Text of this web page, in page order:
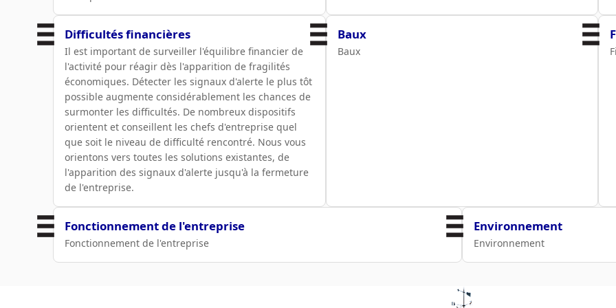
Difficultés financières
Il est important de surveiller l'équilibre financier de
l'activité pour réagir dès l'apparition de fragilités
économiques. Détecter les signaux d'alerte le plus tôt
possible augmente considérablement les chances de
surmonter les difficultés. De nombreux dispositifs
orientent et conseillent les chefs d'entreprise quel
que soit le niveau de difficulté rencontré. Nous vous
orientons vers toutes les solutions existantes, de
l'apparition des signaux d'alerte jusqu'à la fermeture
de l'entreprise.
Baux
Baux
Fonctionnement de l'entreprise
Fonctionnement de l'entreprise
Environnement
Environnement